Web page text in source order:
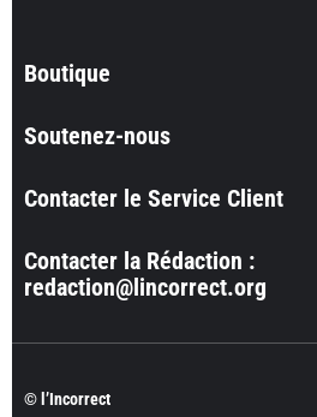
Boutique
Soutenez-nous
Contacter le Service Client
Contacter la Rédaction :
redaction@lincorrect.org
© l’Incorrect